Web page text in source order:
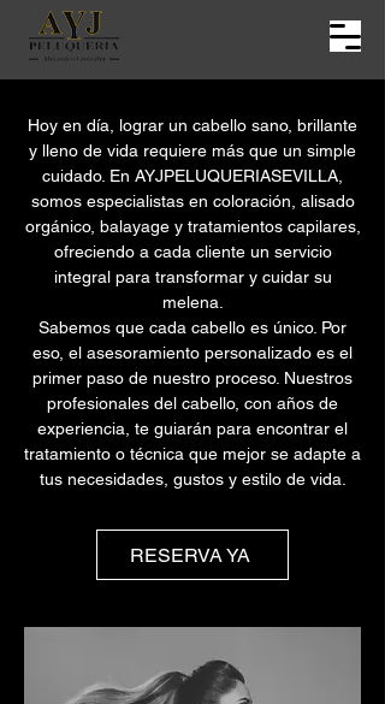
Hoy en día, lograr un cabello sano, brillante
y lleno de vida requiere más que un simple
cuidado. En AYJPELUQUERIASEVILLA,
somos especialistas en coloración, alisado
orgánico, balayage y tratamientos capilares,
ofreciendo a cada cliente un servicio
integral para transformar y cuidar su
melena.
Sabemos que cada cabello es único. Por
eso, el asesoramiento personalizado es el
primer paso de nuestro proceso. Nuestros
profesionales del cabello, con años de
experiencia, te guiarán para encontrar el
tratamiento o técnica que mejor se adapte a
tus necesidades, gustos y estilo de vida.
RESERVA YA